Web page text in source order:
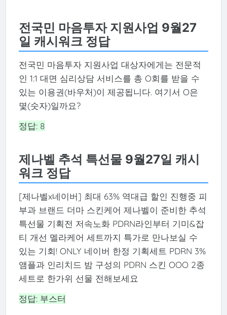
전국민 마음투자 지원사업 9월27
일 캐시워크 정답
전국민 마음투자 지원사업 대상자에게는 전문적
인 1:1 대면 심리상담 서비스를 총 O회를 받을 수
있는 이용권(바우처)이 제공됩니다. 여기서 O은
몇(숫자)일까요?
정답: 8
제나벨 추석 특선물 9월27일 캐시
워크 정답
️[제나벨x네이버] 최대 63% 역대급 할인 진행중️ 피
부과 브랜드 더마 스킨케어 제나벨이 준비한 추석
특선물 기획전 저속노화 PDRN라인부터 기미&잡
티 개선 멜라케어 세트까지 특가로 만나보실 수
있는 기회! ONLY 네이버 한정 기획세트 PDRN 3%
앰플과 인리치드 밤 구성의 PDRN 스킨 OOO 2종
세트로 한가위 선물 전해보세요
정답: 부스터